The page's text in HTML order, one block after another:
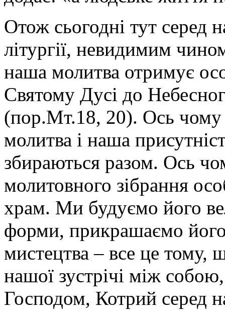
Отож сьогодні тут серед
літургії, невидимим
наша молитва отримує
Святому Дусі до
(пор.Мт.18, 20). Ось чому
молитва і наша
збираються разом. Ось
молитовного зібрання
храм. Ми будуємо його
форми, прикрашаємо
мистецтва – все це тому,
нашої зустрічі між
Господом, Котрий серед